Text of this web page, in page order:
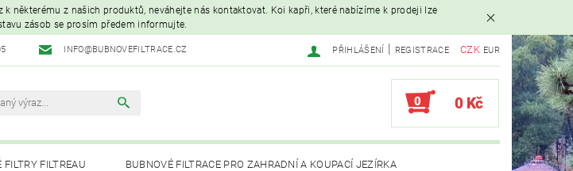
některému z našich produktů, neváhejte nás kontaktovat. Koi kapři, které nabízíme k prodeji lze
zásob se prosím předem informujte.
INFO@BUBNOVEFILTRACE.CZ CZK EUR
PŘIHLÁŠENÍ REGISTRACE
0 0 Kč
FILTREAU BUBNOVÉ FILTRACE PRO ZAHRADNÍ A KOUPACÍ JEZÍRKA